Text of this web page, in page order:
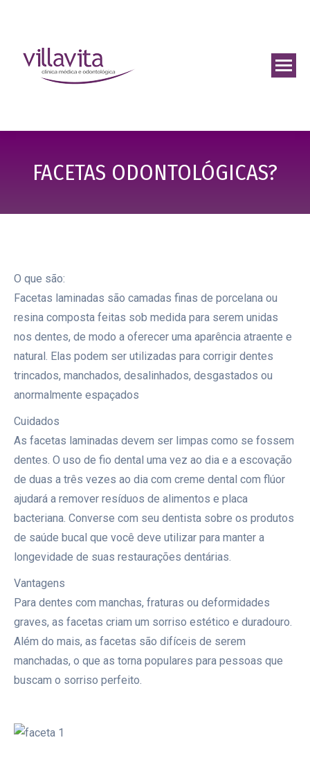
FACETAS ODONTOLÓGICAS?
O que são:
Facetas laminadas são camadas finas de porcelana ou
resina composta feitas sob medida para serem unidas
nos dentes, de modo a oferecer uma aparência atraente e
natural. Elas podem ser utilizadas para corrigir dentes
trincados, manchados, desalinhados, desgastados ou
anormalmente espaçados
Cuidados
As facetas laminadas devem ser limpas como se fossem
dentes. O uso de fio dental uma vez ao dia e a escovação
de duas a três vezes ao dia com creme dental com flúor
ajudará a remover resíduos de alimentos e placa
bacteriana. Converse com seu dentista sobre os produtos
de saúde bucal que você deve utilizar para manter a
longevidade de suas restaurações dentárias.
Vantagens
Para dentes com manchas, fraturas ou deformidades
graves, as facetas criam um sorriso estético e duradouro.
Além do mais, as facetas são difíceis de serem
manchadas, o que as torna populares para pessoas que
buscam o sorriso perfeito.